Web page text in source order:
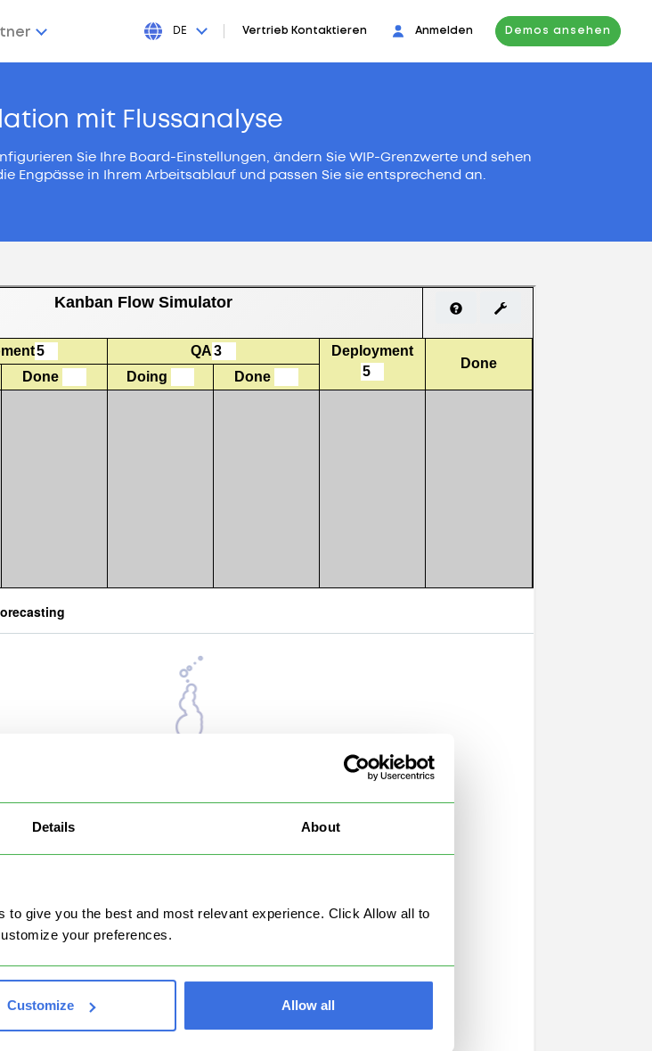
Details About
give you the best and most relevant experience. Click Allow all to
your preferences.
Customize Allow all
DE Vertrieb Kontaktieren Anmelden Demos ansehen
mit Flussanalyse
Sie Ihre Board-Einstellungen, ändern Sie WIP-Grenzwerte und sehen
Engpässe in Ihrem Arbeitsablauf und passen Sie sie entsprechend an.